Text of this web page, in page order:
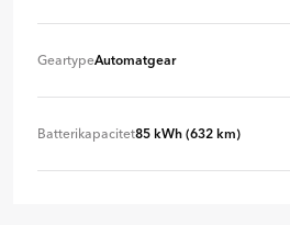
GeartypeAutomatgear
Batterikapacitet85 kWh (632 km)